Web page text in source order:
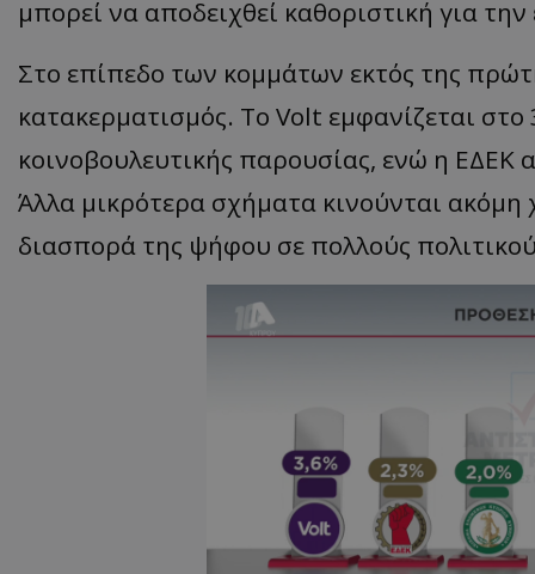
μπορεί να αποδειχθεί καθοριστική για
Στο επίπεδο των κομμάτων εκτός της
κατακερματισμός. Το Volt εμφανίζεται
κοινοβουλευτικής παρουσίας, ενώ η ΕΔΕΚ
Άλλα μικρότερα σχήματα κινούνται
διασπορά της ψήφου σε πολλούς
ASP.NET_SessionId
__cf_bm